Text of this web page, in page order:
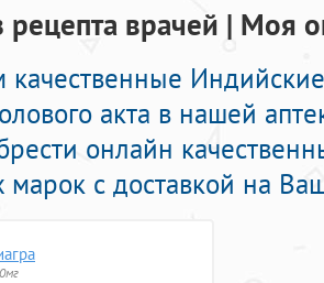
рецепта врачей | Моя
качественные
акта в нашей
онлайн
марок с доставкой на